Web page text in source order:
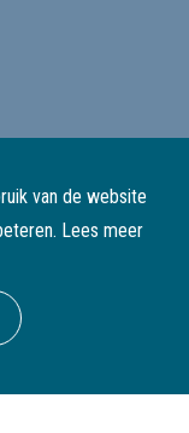
van de website
Lees meer